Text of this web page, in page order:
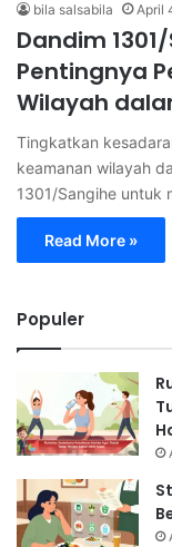
bila salsabila April
Dandim
Pentingnya
Wilayah
Tingkatkan
keamanan wilayah
1301/Sangihe untuk
Read More »
Populer